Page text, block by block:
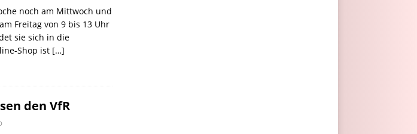
noch am Mittwoch und
Freitag von 9 bis 13 Uhr
sie sich in die
Shop ist […]
den VfR